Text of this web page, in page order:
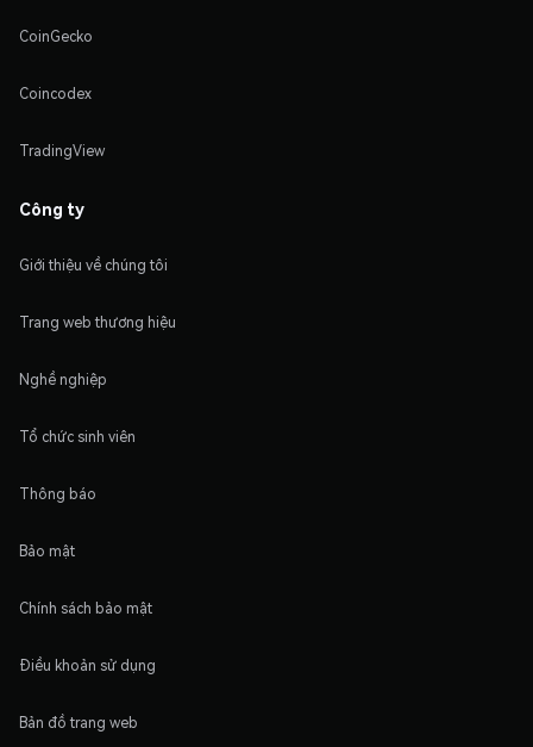
CoinGecko
Coincodex
TradingView
Công ty
Giới thiệu về chúng tôi
Trang web thương hiệu
Nghề nghiệp
Tổ chức sinh viên
Thông báo
Bảo mật
Chính sách bảo mật
Điều khoản sử dụng
Bản đồ trang web